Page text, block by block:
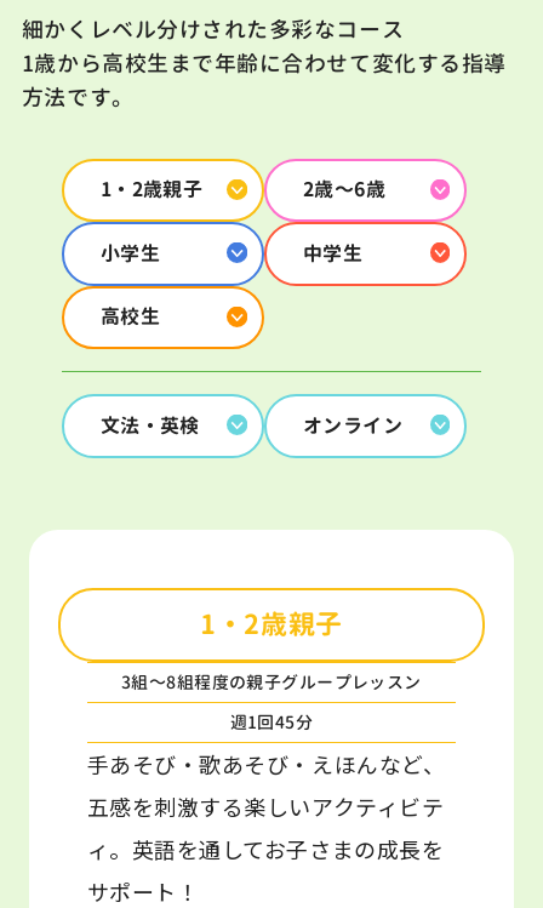
細かくレベル分けされた多彩なコース
1歳から高校生まで年齢に合わせて変化する指導
方法です。
1・2歳親子 2歳〜6歳
小学生 中学生
高校生
文法・英検 オンライン
1・2歳親子
3組～8組程度の親子グループレッスン
週1回45分
手あそび・歌あそび・えほんなど、
五感を刺激する楽しいアクティビテ
ィ。英語を通してお子さまの成長を
サポート！